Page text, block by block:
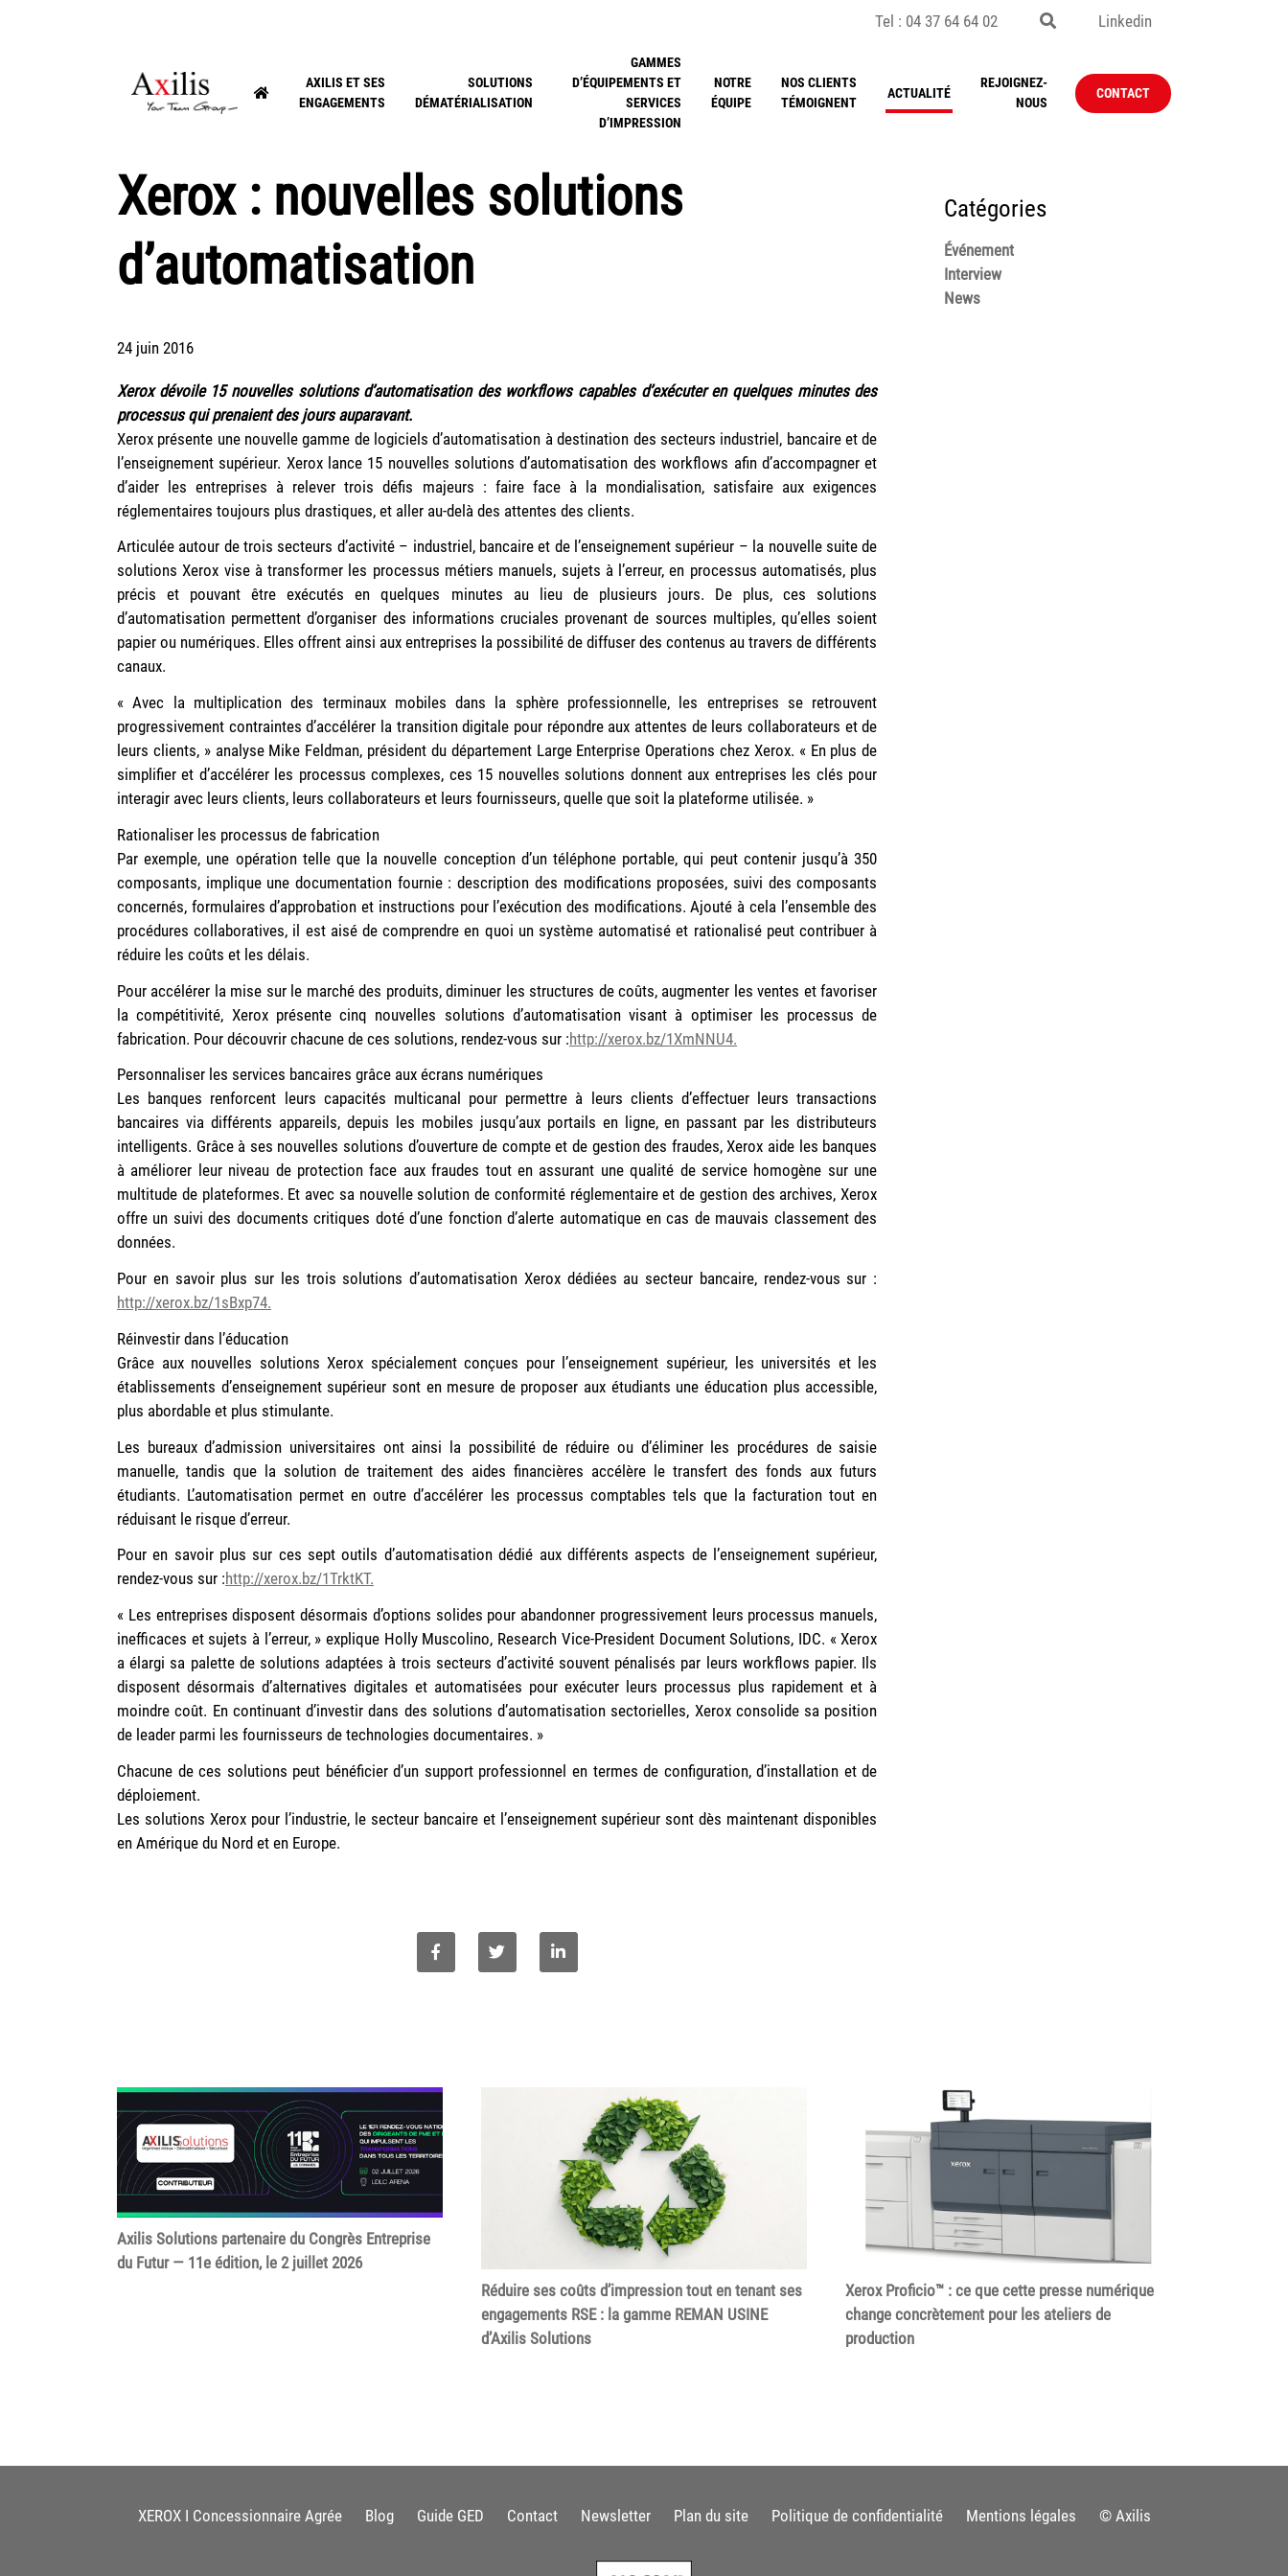
Tel : 04 37 64 64 02 Linkedin
AXILIS ET SES
ENGAGEMENTS
SOLUTIONS
DÉMATÉRIALISATION
GAMMES
D’ÉQUIPEMENTS ET
SERVICES
D’IMPRESSION
NOTRE
ÉQUIPE
NOS CLIENTS
TÉMOIGNENT
ACTUALITÉ
REJOIGNEZ-
NOUS
CONTACT
Xerox : nouvelles solutions
d’automatisation
24 juin 2016
Xerox dévoile 15 nouvelles solutions d’automatisation des workflows capables d’exécuter en quelques minutes des
processus qui prenaient des jours auparavant.
Xerox présente une nouvelle gamme de logiciels d’automatisation à destination des secteurs industriel, bancaire et de
l’enseignement supérieur. Xerox lance 15 nouvelles solutions d’automatisation des workflows afin d’accompagner et
d’aider les entreprises à relever trois défis majeurs : faire face à la mondialisation, satisfaire aux exigences
réglementaires toujours plus drastiques, et aller au-delà des attentes des clients.
Articulée autour de trois secteurs d’activité – industriel, bancaire et de l’enseignement supérieur – la nouvelle suite de
solutions Xerox vise à transformer les processus métiers manuels, sujets à l’erreur, en processus automatisés, plus
précis et pouvant être exécutés en quelques minutes au lieu de plusieurs jours. De plus, ces solutions
d’automatisation permettent d’organiser des informations cruciales provenant de sources multiples, qu’elles soient
papier ou numériques. Elles offrent ainsi aux entreprises la possibilité de diffuser des contenus au travers de différents
canaux.
« Avec la multiplication des terminaux mobiles dans la sphère professionnelle, les entreprises se retrouvent
progressivement contraintes d’accélérer la transition digitale pour répondre aux attentes de leurs collaborateurs et de
leurs clients, » analyse Mike Feldman, président du département Large Enterprise Operations chez Xerox. « En plus de
simplifier et d’accélérer les processus complexes, ces 15 nouvelles solutions donnent aux entreprises les clés pour
interagir avec leurs clients, leurs collaborateurs et leurs fournisseurs, quelle que soit la plateforme utilisée. »
Rationaliser les processus de fabrication
Par exemple, une opération telle que la nouvelle conception d’un téléphone portable, qui peut contenir jusqu’à 350
composants, implique une documentation fournie : description des modifications proposées, suivi des composants
concernés, formulaires d’approbation et instructions pour l’exécution des modifications. Ajouté à cela l’ensemble des
procédures collaboratives, il est aisé de comprendre en quoi un système automatisé et rationalisé peut contribuer à
réduire les coûts et les délais.
Pour accélérer la mise sur le marché des produits, diminuer les structures de coûts, augmenter les ventes et favoriser
la compétitivité, Xerox présente cinq nouvelles solutions d’automatisation visant à optimiser les processus de
fabrication. Pour découvrir chacune de ces solutions, rendez-vous sur :http://xerox.bz/1XmNNU4.
Personnaliser les services bancaires grâce aux écrans numériques
Les banques renforcent leurs capacités multicanal pour permettre à leurs clients d’effectuer leurs transactions
bancaires via différents appareils, depuis les mobiles jusqu’aux portails en ligne, en passant par les distributeurs
intelligents. Grâce à ses nouvelles solutions d’ouverture de compte et de gestion des fraudes, Xerox aide les banques
à améliorer leur niveau de protection face aux fraudes tout en assurant une qualité de service homogène sur une
multitude de plateformes. Et avec sa nouvelle solution de conformité réglementaire et de gestion des archives, Xerox
offre un suivi des documents critiques doté d’une fonction d’alerte automatique en cas de mauvais classement des
données.
Pour en savoir plus sur les trois solutions d’automatisation Xerox dédiées au secteur bancaire, rendez-vous sur :
http://xerox.bz/1sBxp74.
Réinvestir dans l’éducation
Grâce aux nouvelles solutions Xerox spécialement conçues pour l’enseignement supérieur, les universités et les
établissements d’enseignement supérieur sont en mesure de proposer aux étudiants une éducation plus accessible,
plus abordable et plus stimulante.
Les bureaux d’admission universitaires ont ainsi la possibilité de réduire ou d’éliminer les procédures de saisie
manuelle, tandis que la solution de traitement des aides financières accélère le transfert des fonds aux futurs
étudiants. L’automatisation permet en outre d’accélérer les processus comptables tels que la facturation tout en
réduisant le risque d’erreur.
Pour en savoir plus sur ces sept outils d’automatisation dédié aux différents aspects de l’enseignement supérieur,
rendez-vous sur :http://xerox.bz/1TrktKT.
« Les entreprises disposent désormais d’options solides pour abandonner progressivement leurs processus manuels,
inefficaces et sujets à l’erreur, » explique Holly Muscolino, Research Vice-President Document Solutions, IDC. « Xerox
a élargi sa palette de solutions adaptées à trois secteurs d’activité souvent pénalisés par leurs workflows papier. Ils
disposent désormais d’alternatives digitales et automatisées pour exécuter leurs processus plus rapidement et à
moindre coût. En continuant d’investir dans des solutions d’automatisation sectorielles, Xerox consolide sa position
de leader parmi les fournisseurs de technologies documentaires. »
Chacune de ces solutions peut bénéficier d’un support professionnel en termes de configuration, d’installation et de
déploiement.
Les solutions Xerox pour l’industrie, le secteur bancaire et l’enseignement supérieur sont dès maintenant disponibles
en Amérique du Nord et en Europe.
Catégories
Événement
Interview
News
Axilis Solutions partenaire du Congrès Entreprise
du Futur — 11e édition, le 2 juillet 2026
Réduire ses coûts d’impression tout en tenant ses
engagements RSE : la gamme REMAN USINE
d’Axilis Solutions
Xerox Proficio™ : ce que cette presse numérique
change concrètement pour les ateliers de
production
XEROX I Concessionnaire Agrée Blog Guide GED Contact Newsletter Plan du site Politique de confidentialité Mentions légales © Axilis